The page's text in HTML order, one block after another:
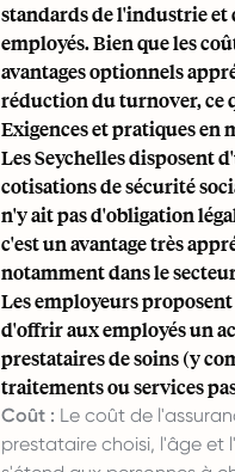
standards de l'industrie et
employés. Bien que les
avantages optionnels
réduction du turnover, ce
Exigences et pratiques en
Les Seychelles disposent
cotisations de sécurité
n'y ait pas d'obligation
c'est un avantage très
notamment dans le
Les employeurs
d'offrir aux employés un
prestataires de soins (y
traitements ou services
Coût : Le coût de
prestataire choisi, l'âge et